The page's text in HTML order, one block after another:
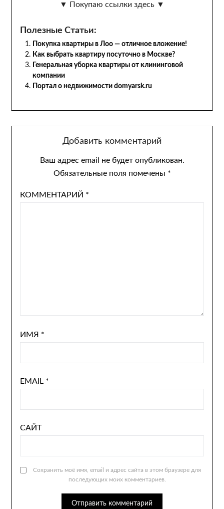
▼ Покупаю ссылки здесь ▼
Полезные Статьи:
Покупка квартиры в Лоо — отличное вложение!
Как выбрать квартиру посуточно в Москве?
Генеральная уборка квартиры от клининговой
компании
Портал о недвижимости domyarsk.ru
Добавить комментарий
Ваш адрес email не будет опубликован.
Обязательные поля помечены *
КОММЕНТАРИЙ *
ИМЯ *
EMAIL *
САЙТ
Сохранить моё имя, email и адрес сайта в этом браузере для
последующих моих комментариев.